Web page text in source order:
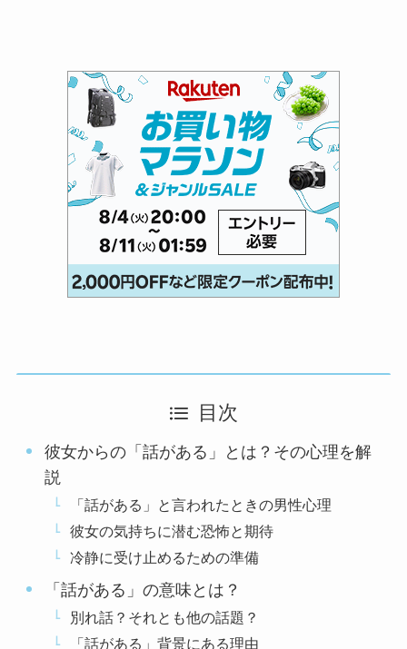
目次
彼女からの「話がある」とは？その心理を解
説
「話がある」と言われたときの男性心理
彼女の気持ちに潜む恐怖と期待
冷静に受け止めるための準備
「話がある」の意味とは？
別れ話？それとも他の話題？
「話がある」背景にある理由